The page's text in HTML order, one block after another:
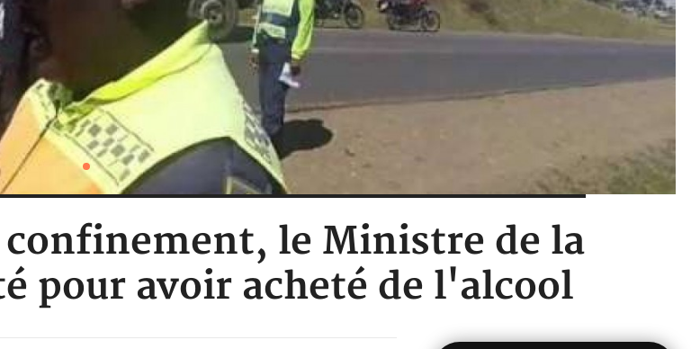
le Ministre de la
pour avoir acheté de l'alcool